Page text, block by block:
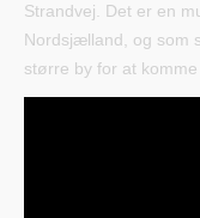
Strandvej. Det er en
Nordsjælland, og som
større by for at